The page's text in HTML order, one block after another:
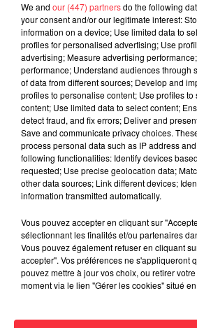
Deux ans après leur formation, The
un premier succès avec l’album
Porté par cette réussite, le groupe
Pieces, tout aussi salué par la critique.
1987 etMainstreampour voir des
conquis.
Lloyd Cole débute alors une carrière
10 albums ! Preuve de son activité
projet est attendu pour le 23 juin 2023,
sur le gâteau avant un concert au
savoureux.
Cet élément est masqué
dépôt de cookies que vous avez
souhaitez l'afficher, merci de nous
en cliquant sur le bouton
We and our (447) partnersdo the following
your consent and/or our legitimate interest:
information on a device; Use limited data to
profiles for personalised advertising; Use
advertising; Measure advertising
performance; Understand audiences through
of data from different sources; Develop and
profiles to personalise content; Use profiles
content; Use limited data to select content;
detect fraud, and fix errors; Deliver and
Save and communicate privacy choices.
process personal data such as IP address
following functionalities: Identify devices
requested; Use precise geolocation data;
other data sources; Link different devices;
information transmitted automatically.
Vous pouvez accepter en cliquant sur
sélectionnant les finalités et/ou partenaires
Vous pouvez également refuser en cliquant
accepter". Vos préférences ne s'appliqueront
pouvez mettre à jour vos choix, ou retirer
moment via le lien "Gérer les cookies" situé